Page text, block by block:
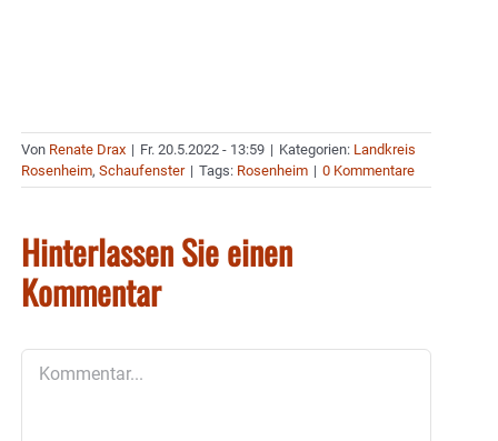
Von Renate Drax | Fr. 20.5.2022 - 13:59 | Kategorien: Landkreis
Rosenheim, Schaufenster | Tags: Rosenheim | 0 Kommentare
Hinterlassen Sie einen
Kommentar